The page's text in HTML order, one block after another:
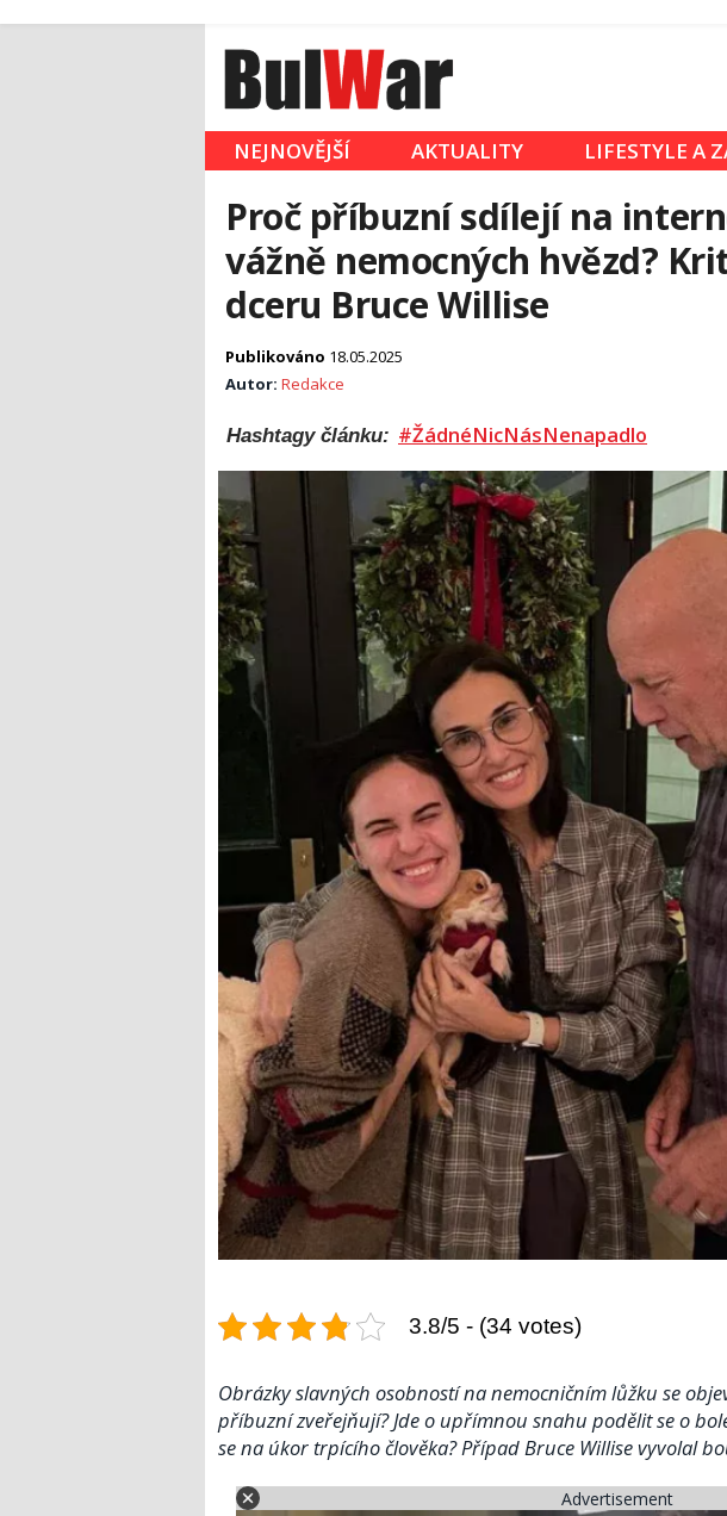
NEJNOVĚJŠÍ AKTUALITY LIFESTYLE A
Proč příbuzní sdílejí na
vážně nemocných hvězd?
dceru Bruce Willise
Publikováno 18.05.2025
Autor: Redakce
Hashtagy článku: #ŽádnéNicNásNenapadlo
3.8/5 - (34 votes)
Obrázky slavných osobností na nemocničním lůžku se
příbuzní zveřejňují? Jde o upřímnou snahu podělit se o
se na úkor trpícího člověka? Případ Bruce Willise vyvolal
Advertisement